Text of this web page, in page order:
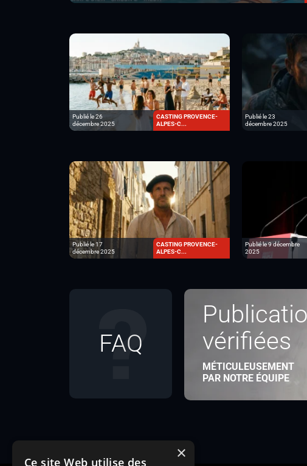
Publié le 26
décembre 2025
CASTING PROVENCE-
ALPES-C...
Publié le 23
décembre 2025
Publié le 17
décembre 2025
CASTING PROVENCE-
ALPES-C...
Publié le 9 décembre
2025
FAQ
vérifiées
MÉTICULEUSEMENT
PAR NOTRE ÉQUIPE
×
Ce site Web utilise des